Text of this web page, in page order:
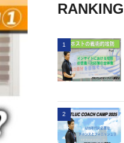
RANKING
1
2